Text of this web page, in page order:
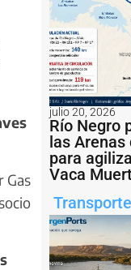
Gas
julio 20, 2026
Río Negro
las
para
Vaca